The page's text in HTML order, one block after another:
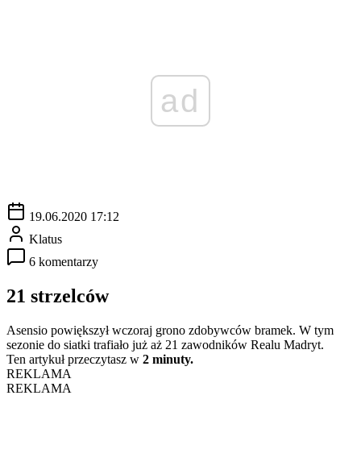
ad
19.06.2020 17:12
Klatus
6 komentarzy
21 strzelców
Asensio powiększył wczoraj grono zdobywców bramek. W tym
sezonie do siatki trafiało już aż 21 zawodników Realu Madryt.
Ten artykuł przeczytasz w 2 minuty.
REKLAMA
REKLAMA